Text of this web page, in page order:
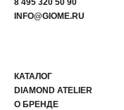
8 495 320 50 90
INFO@GIOME.RU
О БРЕНДЕ
DIAMOND ATELIER
КАТАЛОГ